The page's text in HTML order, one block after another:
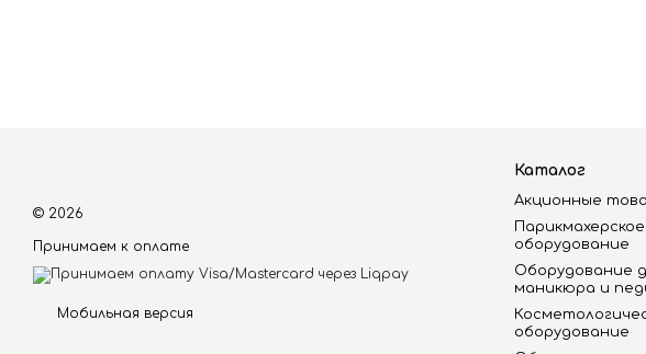
© 2026
Принимаем к оплате
Мобильная версия
Каталог
Акционные
Парикмахерское
оборудование
Оборудование
маникюра и
оборудование